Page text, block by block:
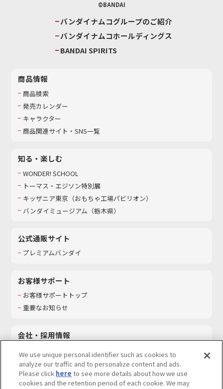
©BANDAI
バンダイナムコグループのご紹介
バンダイナムコホールディングス
BANDAI SPIRITS
商品情報
商品検索
発売カレンダー
キャラクター
商品関連サイト・SNS一覧
知る・楽しむ
WONDER! SCHOOL
トーマス・エジソン特別展
キッザニア東京（おもちゃ工場パビリオン）​
バンダイミュージアム（栃木県）
公式通販サイト
プレミアムバンダイ
お客様サポート
お客様サポートトップ
重要なお知らせ
会社・採用情報
採用情報
サステナビリティ
We use unique personal identifier such as cookies to
analyze our traffic and to personalize content and ads.
Please click here to see more details about how we use
cookies and the retention period of each cookie. We may